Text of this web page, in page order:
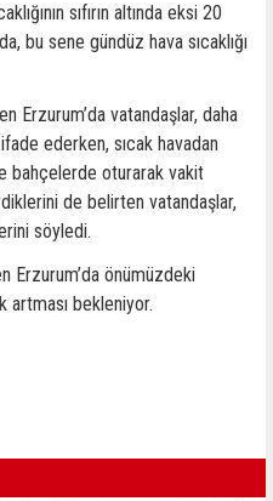
sıfırın altında eksi 20
bu sene gündüz hava sıcaklığı
Erzurum’da vatandaşlar, daha
ederken, sıcak havadan
bahçelerde oturarak vakit
de belirten vatandaşlar,
söyledi.
Erzurum’da önümüzdeki
artması bekleniyor.